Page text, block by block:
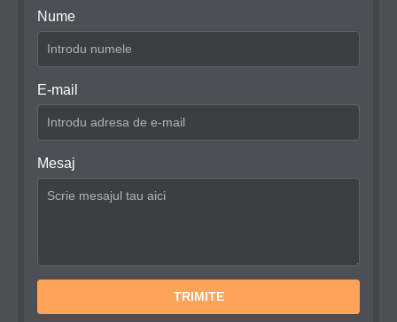
Nume
E-mail
Mesaj